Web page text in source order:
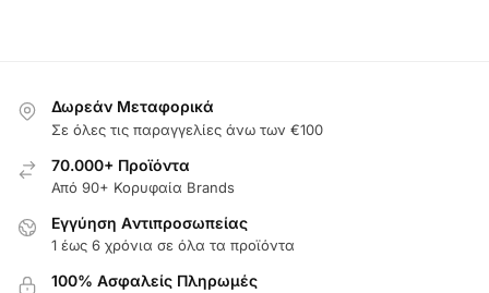
Δωρεάν Μεταφορικά
Σε όλες τις παραγγελίες άνω των €100
70.000+ Προϊόντα
Από 90+ Κορυφαία Brands
Εγγύηση Aντιπροσωπείας
1 έως 6 χρόνια σε όλα τα προϊόντα
100% Ασφαλείς Πληρωμές